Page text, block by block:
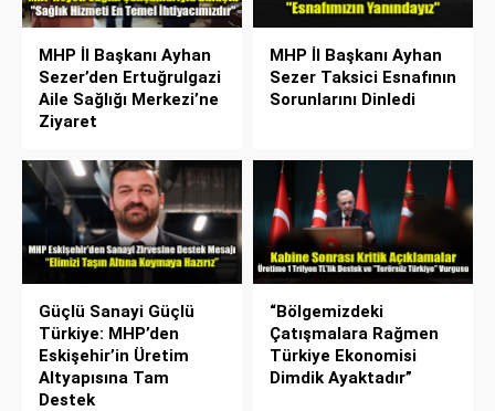
MHP İl Başkanı Ayhan
Sezer’den Ertuğrulgazi
Aile Sağlığı Merkezi’ne
Ziyaret
MHP İl Başkanı Ayhan
Sezer Taksici Esnafının
Sorunlarını Dinledi
Güçlü Sanayi Güçlü
Türkiye: MHP’den
Eskişehir’in Üretim
Altyapısına Tam
Destek
“Bölgemizdeki
Çatışmalara Rağmen
Türkiye Ekonomisi
Dimdik Ayaktadır”